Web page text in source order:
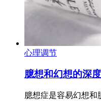
心理调节
臆想和幻想的深
臆想症是容易幻想和